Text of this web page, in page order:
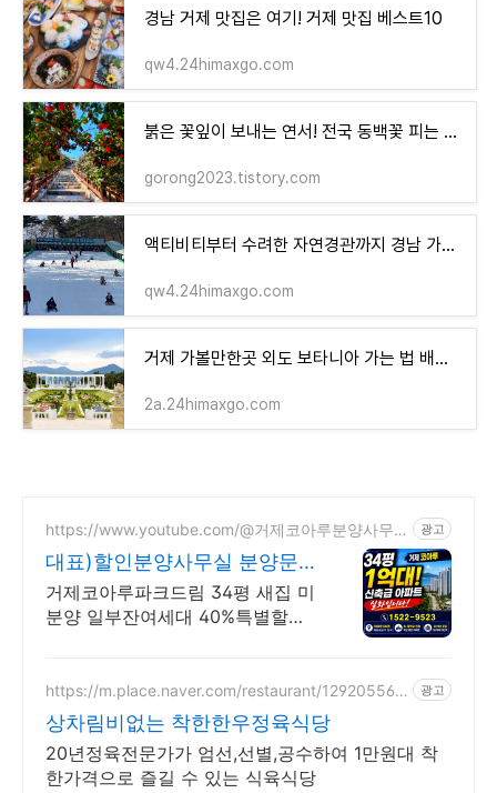
경남 거제 맛집은 여기! 거제 맛집 베스트10
qw4.24himaxgo.com
붉은 꽃잎이 보내는 연서! 전국 동백꽃 피는 시기 명소
gorong2023.tistory.com
액티비티부터 수려한 자연경관까지 경남 가볼만한곳 겨울 여행지 베스트14
qw4.24himaxgo.com
거제 가볼만한곳 외도 보타니아 가는 법 배편 유람선 시간 총정리 입장료 여행정보
2a.24himaxgo.com
https://www.youtube.com/@거제코아루분양사무
광고
대표)할인분양사무실 분양문의
I522-9523
거제코아루파크드림 34평 새집 미
분양 일부잔여세대 40%특별할인,
https://m.place.naver.com/restaurant/129205563
광고
상차림비없는 착한한우정육식당
20년정육전문가가 엄선,선별,공수하여 1만원대 착
한가격으로 즐길 수 있는 식육식당